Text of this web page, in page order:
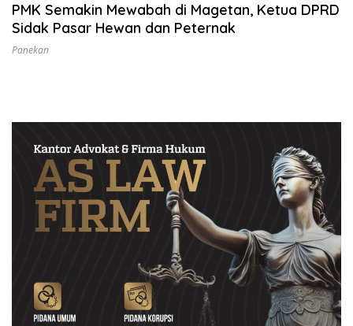
PMK Semakin Mewabah di Magetan, Ketua DPRD
Sidak Pasar Hewan dan Peternak
Panekan